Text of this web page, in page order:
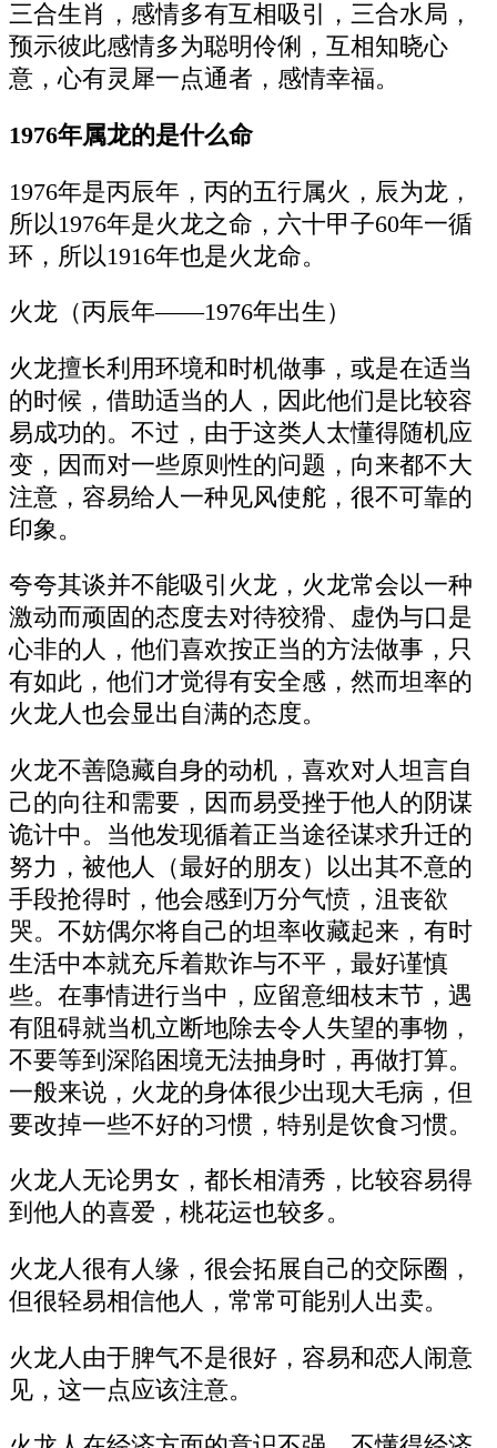
三合生肖，感情多有互相吸引，三合水局，
预示彼此感情多为聪明伶俐，互相知晓心
意，心有灵犀一点通者，感情幸福。
1976年属龙的是什么命
1976年是丙辰年，丙的五行属火，辰为龙，
所以1976年是火龙之命，六十甲子60年一循
环，所以1916年也是火龙命。
火龙（丙辰年——1976年出生）
火龙擅长利用环境和时机做事，或是在适当
的时候，借助适当的人，因此他们是比较容
易成功的。不过，由于这类人太懂得随机应
变，因而对一些原则性的问题，向来都不大
注意，容易给人一种见风使舵，很不可靠的
印象。
夸夸其谈并不能吸引火龙，火龙常会以一种
激动而顽固的态度去对待狡猾、虚伪与口是
心非的人，他们喜欢按正当的方法做事，只
有如此，他们才觉得有安全感，然而坦率的
火龙人也会显出自满的态度。
火龙不善隐藏自身的动机，喜欢对人坦言自
己的向往和需要，因而易受挫于他人的阴谋
诡计中。当他发现循着正当途径谋求升迁的
努力，被他人（最好的朋友）以出其不意的
手段抢得时，他会感到万分气愤，沮丧欲
哭。不妨偶尔将自己的坦率收藏起来，有时
生活中本就充斥着欺诈与不平，最好谨慎
些。在事情进行当中，应留意细枝末节，遇
有阻碍就当机立断地除去令人失望的事物，
不要等到深陷困境无法抽身时，再做打算。
一般来说，火龙的身体很少出现大毛病，但
要改掉一些不好的习惯，特别是饮食习惯。
火龙人无论男女，都长相清秀，比较容易得
到他人的喜爱，桃花运也较多。
火龙人很有人缘，很会拓展自己的交际圈，
但很轻易相信他人，常常可能别人出卖。
火龙人由于脾气不是很好，容易和恋人闹意
见，这一点应该注意。